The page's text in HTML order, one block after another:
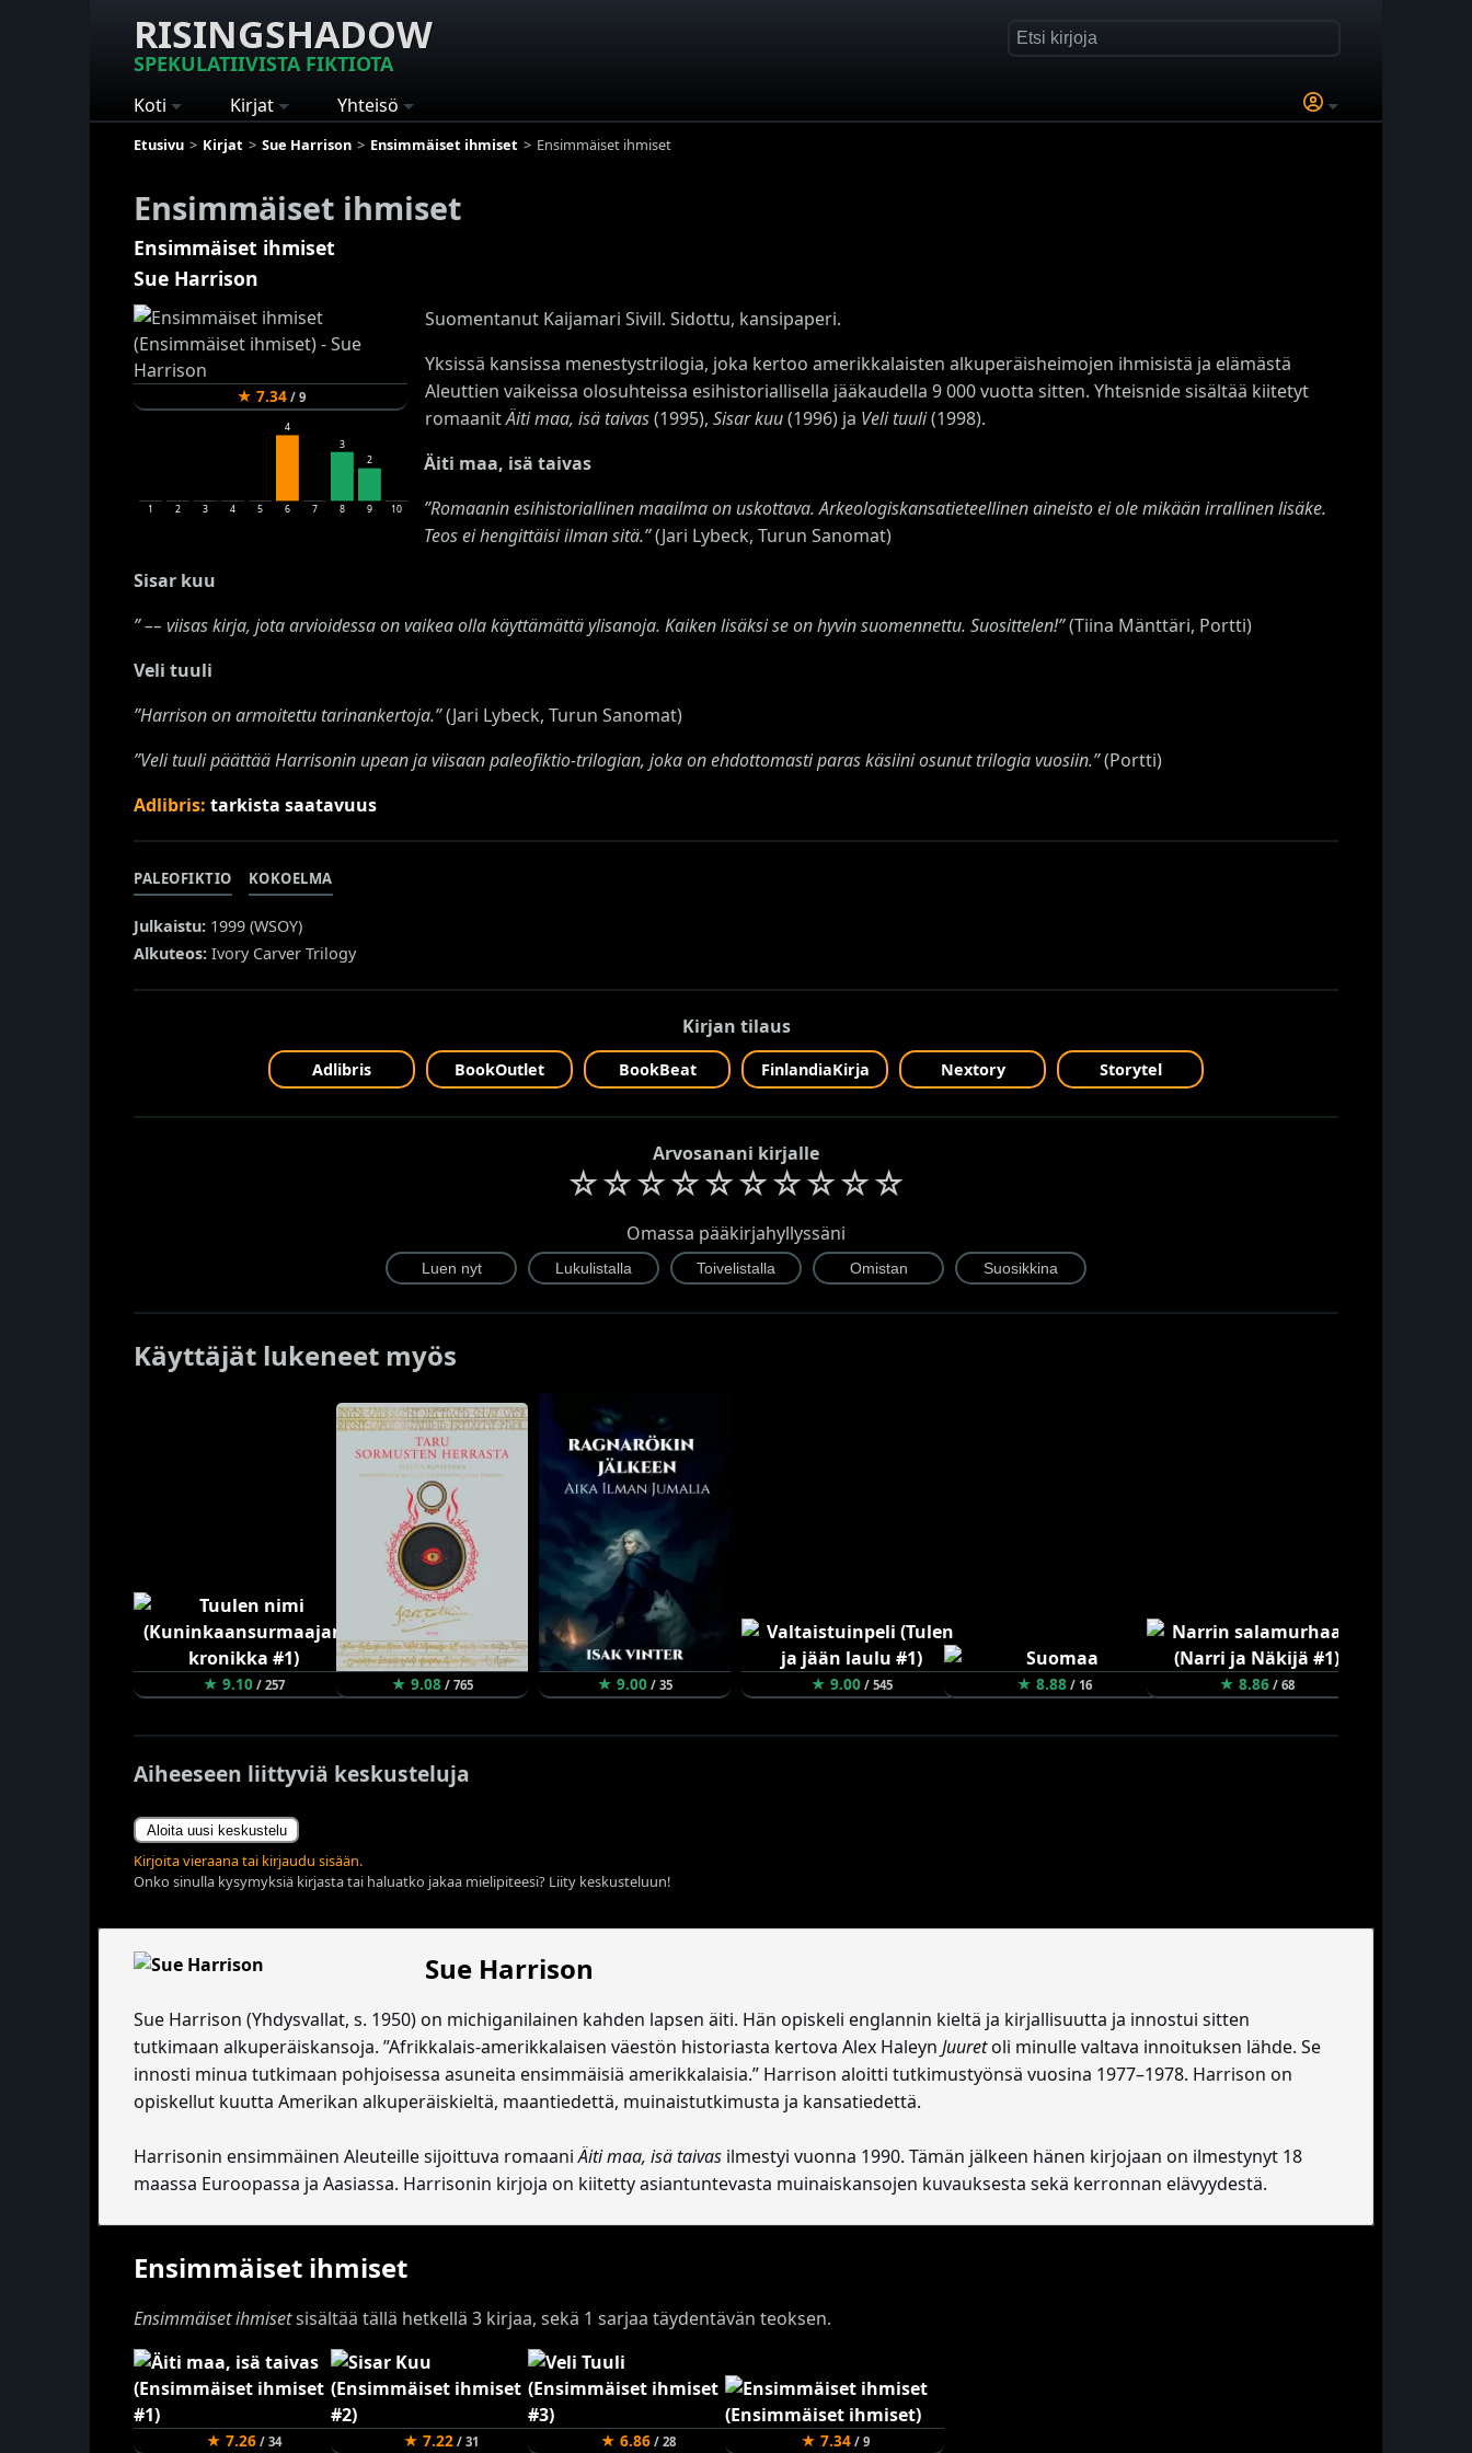
RISINGSHADOW
SPEKULATIIVISTA FIKTIOTA
Koti Kirjat Yhteisö
Etusivu Kirjat Sue Harrison Ensimmäiset ihmiset Ensimmäiset ihmiset
Ensimmäiset ihmiset
Ensimmäiset ihmiset
Sue Harrison
★ 7.34/ 9
1 2 3 4 5
4
6 7
3
8
2
9 10
Suomentanut Kaijamari Sivill. Sidottu, kansipaperi.
Yksissä kansissa menestystrilogia, joka kertoo amerikkalaisten alkuperäisheimojen ihmisistä ja elämästä
Aleuttien vaikeissa olosuhteissa esihistoriallisella jääkaudella 9 000 vuotta sitten. Yhteisnide sisältää kiitetyt
romaanitÄiti maa, isä taivas(1995), Sisar kuu(1996) ja Veli tuuli(1998).
Äiti maa, isä taivas
”Romaanin esihistoriallinen maailma on uskottava. Arkeologiskansatieteellinen aineisto ei ole mikään irrallinen lisäke.
Teos ei hengittäisi ilman sitä.”(Jari Lybeck, Turun Sanomat)
Sisar kuu
” –– viisas kirja, jota arvioidessa on vaikea olla käyttämättä ylisanoja. Kaiken lisäksi se on hyvin suomennettu. Suosittelen!”(Tiina Mänttäri, Portti)
Veli tuuli
”Harrison on armoitettu tarinankertoja.”(Jari Lybeck, Turun Sanomat)
”Veli tuuli päättää Harrisonin upean ja viisaan paleofiktio-trilogian, joka on ehdottomasti paras käsiini osunut trilogia vuosiin.”(Portti)
Adlibris: tarkista saatavuus
PALEOFIKTIO KOKOELMA
Julkaistu: 1999 (WSOY)
Alkuteos: Ivory Carver Trilogy
Kirjan tilaus
Adlibris BookOutlet BookBeat FinlandiaKirja Nextory Storytel
Arvosanani kirjalle
☆☆☆☆☆☆☆☆☆☆
Omassa pääkirjahyllyssäni
Käyttäjät lukeneet myös
★ 9.10/ 257 ★ 9.08 / 765 ★ 9.00 / 35 ★ 9.00/ 545 ★ 8.88/ 16 ★ 8.86/ 68
Aiheeseen liittyviä keskusteluja
Aloita uusi keskustelu
Kirjoita vieraana tai kirjaudu sisään.
Onko sinulla kysymyksiä kirjasta tai haluatko jakaa mielipiteesi? Liity keskusteluun!
Sue Harrison
Sue Harrison (Yhdysvallat, s. 1950) on michiganilainen kahden lapsen äiti. Hän opiskeli englannin kieltä ja kirjallisuutta ja innostui sitten
tutkimaan alkuperäiskansoja. ”Afrikkalais-amerikkalaisen väestön historiasta kertova Alex Haleyn Juuretoli minulle valtava innoituksen lähde. Se
innosti minua tutkimaan pohjoisessa asuneita ensimmäisiä amerikkalaisia.” Harrison aloitti tutkimustyönsä vuosina 1977–1978. Harrison on
opiskellut kuutta Amerikan alkuperäiskieltä, maantiedettä, muinaistutkimusta ja kansatiedettä.
Harrisonin ensimmäinen Aleuteille sijoittuva romaaniÄiti maa, isä taivas ilmestyi vuonna 1990. Tämän jälkeen hänen kirjojaan on ilmestynyt 18
maassa Euroopassa ja Aasiassa. Harrisonin kirjoja on kiitetty asiantuntevasta muinaiskansojen kuvauksesta sekä kerronnan elävyydestä.
Ensimmäiset ihmiset
Ensimmäiset ihmisetsisältää tällä hetkellä 3 kirjaa, sekä 1 sarjaa täydentävän teoksen.
★ 7.26/ 34 ★ 7.22/ 31 ★ 6.86/ 28 ★ 7.34/ 9